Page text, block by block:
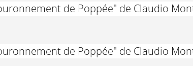
de Poppée" de Claudio
de Poppée" de Claudio